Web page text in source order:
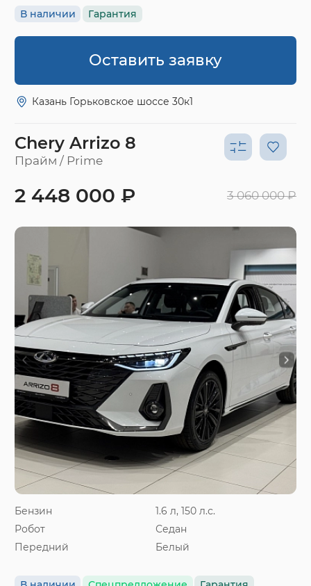
В наличии Гарантия
Оставить заявку
Казань Горьковское шоссе 30к1
Chery Arrizo 8
Прайм / Prime
Бензин
1.6 л, 150 л.с.
Робот
Седан
Передний
Белый
2 448 000 ₽ 3 060 000 ₽